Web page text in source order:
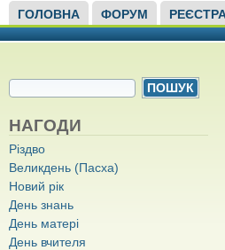
ГОЛОВНЕ МЕНЮ
ГОЛОВНА ФОРУМ
ПОШУКОВА ФОРМА
НАГОДИ
Різдво
Великдень (Пасха)
Новий рік
День знань
День матері
День вчителя